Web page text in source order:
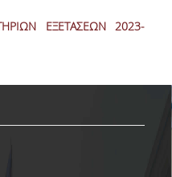
ΕΞΕΤΑΣΕΩΝ 2023-